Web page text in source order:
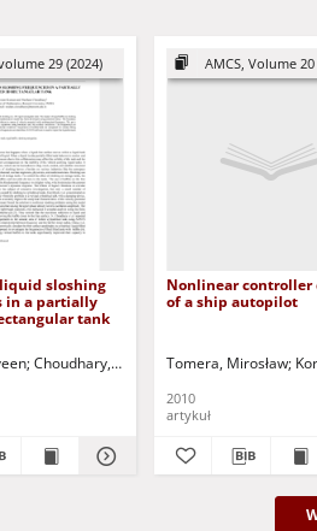
Wencel, Mateusz Kuczyński, Tadeusz -
29 (2024)
sloshing
in a partially
tank
Choudhary, Neelam Jurczak, Paweł - red.
AMCS, Volume 20
Nonlinear controller
of a ship autopilot
Tomera, Mirosław
2010
artykuł